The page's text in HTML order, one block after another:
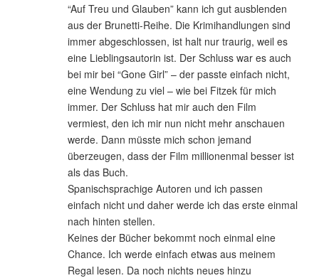
“Auf Treu und Glauben” kann ich gut ausblenden
aus der Brunetti-Reihe. Die Krimihandlungen sind
immer abgeschlossen, ist halt nur traurig, weil es
eine Lieblingsautorin ist. Der Schluss war es auch
bei mir bei “Gone Girl” – der passte einfach nicht,
eine Wendung zu viel – wie bei Fitzek für mich
immer. Der Schluss hat mir auch den Film
vermiest, den ich mir nun nicht mehr anschauen
werde. Dann müsste mich schon jemand
überzeugen, dass der Film millionenmal besser ist
als das Buch.
Spanischsprachige Autoren und ich passen
einfach nicht und daher werde ich das erste einmal
nach hinten stellen.
Keines der Bücher bekommt noch einmal eine
Chance. Ich werde einfach etwas aus meinem
Regal lesen. Da noch nichts neues hinzu